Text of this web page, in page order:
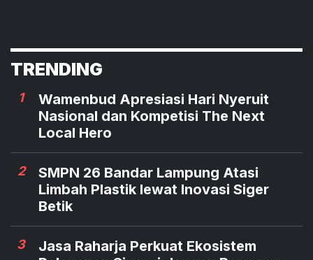
TRENDING
1
Wamenbud Apresiasi Hari Nyeruit
Nasional dan Kompetisi The Next
Local Hero
2
SMPN 26 Bandar Lampung Atasi
Limbah Plastik lewat Inovasi Siger
Betik
3
Jasa Raharja Perkuat Ekosistem